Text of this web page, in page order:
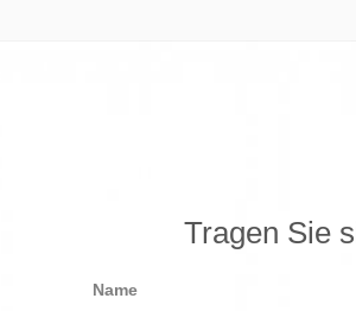
Tragen Sie
Name